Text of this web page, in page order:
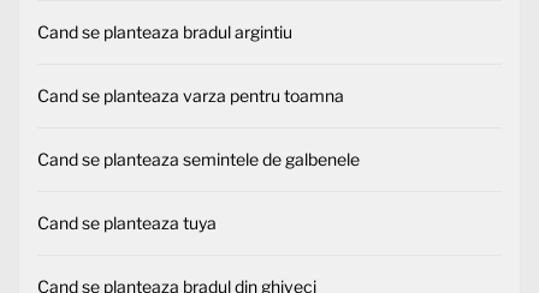
Cand se planteaza bradul argintiu
Cand se planteaza varza pentru toamna
Cand se planteaza semintele de galbenele
Cand se planteaza tuya
Cand se planteaza bradul din ghiveci